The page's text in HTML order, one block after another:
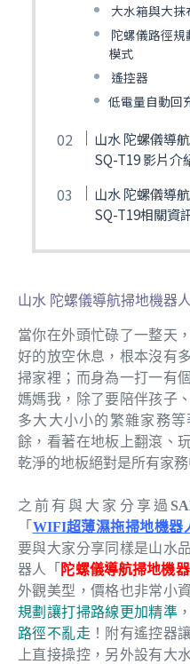
大水箱與大抹
陀螺儀路徑
模式
遙控器
低電量自動回
山水 陀螺儀導
SQ-T19 影片介
山水 陀螺儀導
SQ-T19相關資
山水 陀螺儀導航掃地機器
當你在外頭忙碌了一整天
好的放空休息，根本沒有
掃家裡；而身為一打一有
媽媽我，除了要陪伴孩子
多大大小小的繁雜家務
餘，看著在地板上翻滾、
乾淨的地板絕對是所有家務
之前有與大家分享過
「 WIFI超薄濕拖掃地機器
要與大家分享同樣是山水
器人「 陀螺儀導航掃地機
外觀美型，價格也非常小
規劃讓打掃路線更加精準
路徑不亂走 ！附有遙控器
上直接操控，另外設有大